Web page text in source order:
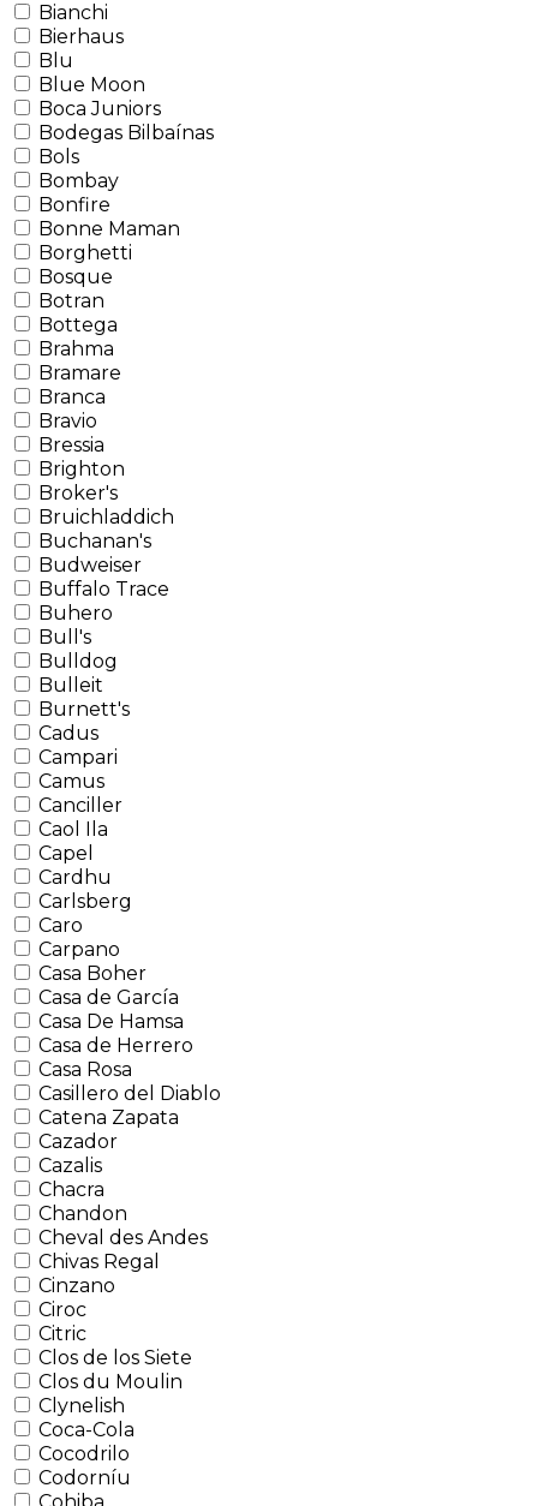
Bianchi
Bierhaus
Blu
Blue Moon
Boca Juniors
Bodegas Bilbaínas
Bols
Bombay
Bonfire
Bonne Maman
Borghetti
Bosque
Botran
Bottega
Brahma
Bramare
Branca
Bravio
Bressia
Brighton
Broker's
Bruichladdich
Buchanan's
Budweiser
Buffalo Trace
Buhero
Bull's
Bulldog
Bulleit
Burnett's
Cadus
Campari
Camus
Canciller
Caol Ila
Capel
Cardhu
Carlsberg
Caro
Carpano
Casa Boher
Casa de García
Casa De Hamsa
Casa de Herrero
Casa Rosa
Casillero del Diablo
Catena Zapata
Cazador
Cazalis
Chacra
Chandon
Cheval des Andes
Chivas Regal
Cinzano
Ciroc
Citric
Clos de los Siete
Clos du Moulin
Clynelish
Coca-Cola
Cocodrilo
Codorníu
Cohiba